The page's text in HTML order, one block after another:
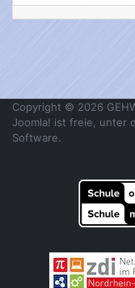
Copyright © 2026
Joomla! ist freie, unter
Software.